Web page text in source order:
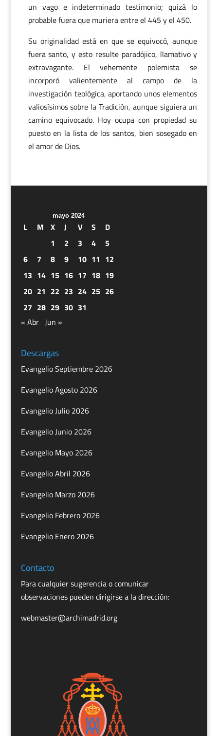
un vago e indeterminado testimonio; quizá lo
probable fuera que muriera entre el 445 y el 450.
Su originalidad está en que se equivocó, aunque
fuera santo, y esto resulte paradójico, llamativo y
extravagante. El vehemente polemista se
incorporó valientemente al campo de la
investigación teológica, aportando unos elementos
valiosísimos sobre la Tradición, aunque siguiera un
camino equivocado. Hoy ocupa con propiedad su
puesto en la lista de los santos, bien sosegado en
el amor de Dios.
mayo 2024
L M X J V S
D
1
2 3 4
5
6
7 8 9 10 11 12
13 14 15 16 17 18 19
20 21 22 23 24 25 26
27 28 29 30 31
« Abr Jun »
Descargas
Evangelio Septiembre 2026
Evangelio Agosto 2026
Evangelio Julio 2026
Evangelio Junio 2026
Evangelio Mayo 2026
Evangelio Abril 2026
Evangelio Marzo 2026
Evangelio Febrero 2026
Evangelio Enero 2026
Contacto
Para cualquier sugerencia o comunicar
observaciones pueden dirigirse a la dirección:
webmaster@archimadrid.org